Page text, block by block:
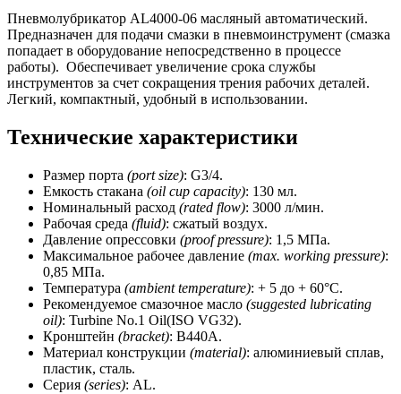
3000
л/
мин)
CSNSP
Пневмолубрикатор AL4000-06 масляный автоматический.
Предназначен для подачи смазки в пневмоинструмент (смазка
попадает в оборудование непосредственно в процессе
работы). Обеспечивает увеличение срока службы
инструментов за счет сокращения трения рабочих деталей.
Легкий, компактный, удобный в использовании.
Технические характеристики
Размер порта (port size): G3/4.
Емкость стакана (oil cup capacity): 130 мл.
Номинальный расход (rated flow): 3000 л/мин.
Рабочая среда (fluid): сжатый воздух.
Давление опрессовки (proof pressure): 1,5 МПа.
Максимальное рабочее давление (max. working pressure):
0,85 МПа.
Температура (ambient temperature): + 5 до + 60°C.
Рекомендуемое смазочное масло (suggested lubricating
oil): Turbine No.1 Oil(ISO VG32).
Кронштейн (bracket): B440A.
Материал конструкции (material): алюминиевый сплав,
пластик, сталь.
Серия (series): AL.